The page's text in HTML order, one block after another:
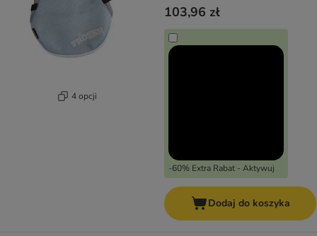
4 opcji
103,96 zł
-60% Extra Rabat - Aktywuj
Dodaj do koszyka